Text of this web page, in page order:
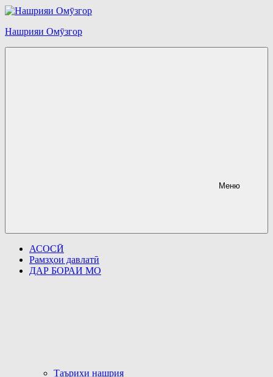
Перейти
содержимому
Нашрияи Омӯзгор
Меню
АСОСӢ
Рамзҳои давлатӣ
ДАР БОРАИ МО
Таърихи нашрия